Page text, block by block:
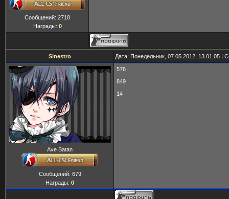
Сообщений: 2718
Награды: 0
Sinestro Дата: Понедельник, 07.05.2012, 13.01.05 |
Ave Satan
Сообщений: 679
Награды: 0
576
849
14